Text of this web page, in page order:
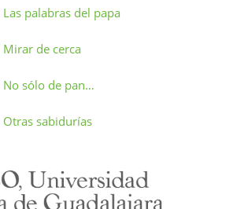
Las palabras del papa
Mirar de cerca
No sólo de pan…
Otras sabidurías